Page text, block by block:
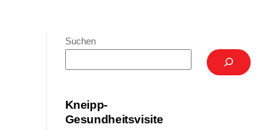
Suchen
Kneipp-
Gesundheitsvisite